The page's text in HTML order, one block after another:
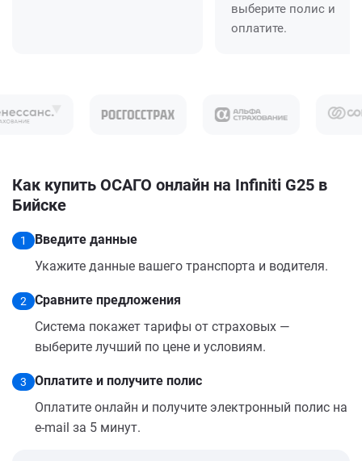
выберите полис и
оплатите.
Как купить ОСАГО онлайн на Infiniti G25 в
Бийске
1
Введите данные
Укажите данные вашего транспорта и водителя.
2
Сравните предложения
Система покажет тарифы от страховых —
выберите лучший по цене и условиям.
3
Оплатите и получите полис
Оплатите онлайн и получите электронный полис на
e-mail за 5 минут.